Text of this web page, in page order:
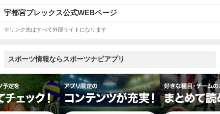
宇都宮ブレックス公式WEBページ
※リンク先はすべて外部サイトになります
スポーツ情報ならスポーツナビアプリ